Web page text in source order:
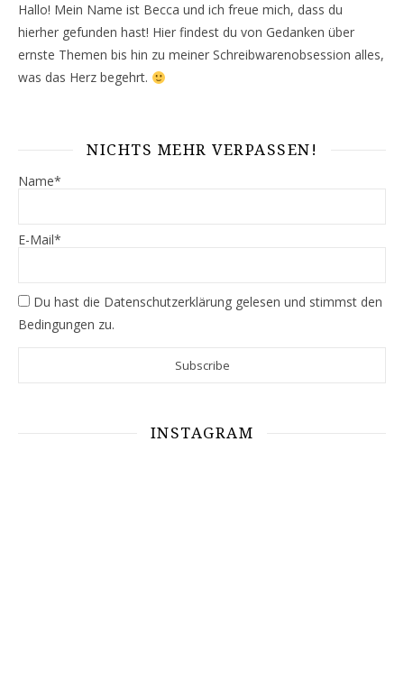
Hallo! Mein Name ist Becca und ich freue mich, dass du
hierher gefunden hast! Hier findest du von Gedanken über
ernste Themen bis hin zu meiner Schreibwarenobsession alles,
was das Herz begehrt.
NICHTS MEHR VERPASSEN!
Name*
E-Mail*
Du hast die Datenschutzerklärung gelesen und stimmst den
Bedingungen zu.
INSTAGRAM